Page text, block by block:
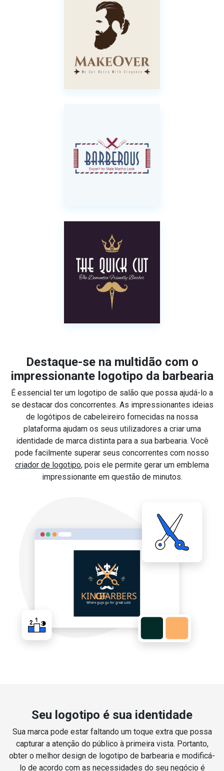
Destaque-se na multidão com o
impressionante logotipo da barbearia
É essencial ter um logotipo de salão que possa ajudá-lo a
se destacar dos concorrentes. As impressionantes ideias
de logótipos de cabeleireiro fornecidas na nossa
plataforma ajudam os seus utilizadores a criar uma
identidade de marca distinta para a sua barbearia. Você
pode facilmente superar seus concorrentes com nosso
criador de logotipo, pois ele permite gerar um emblema
impressionante em questão de minutos.
Seu logotipo é sua identidade
Sua marca pode estar faltando um toque extra que possa
capturar a atenção do público à primeira vista. Portanto,
obter o melhor design de logotipo de barbearia e modificá-
lo de acordo com as necessidades do seu negócio é